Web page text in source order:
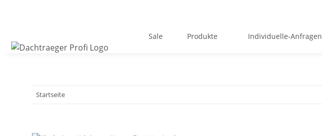
Sale Produkte Individuelle-Anfragen
Startseite